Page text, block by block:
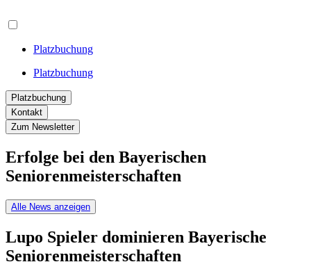
Platzbuchung
Platzbuchung
Platzbuchung
Kontakt
Zum Newsletter
Erfolge bei den Bayerischen
Seniorenmeisterschaften
Alle News anzeigen
Lupo Spieler dominieren Bayerische
Seniorenmeisterschaften